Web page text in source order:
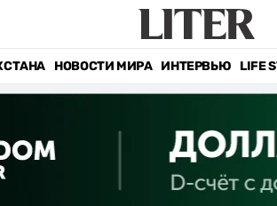
НОВОСТИ МИРА ИНТЕРВЬЮ LIFE